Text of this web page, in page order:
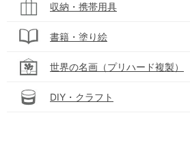
収納・携帯用具
書籍・塗り絵
世界の名画（プリハード複製）
DIY・クラフト